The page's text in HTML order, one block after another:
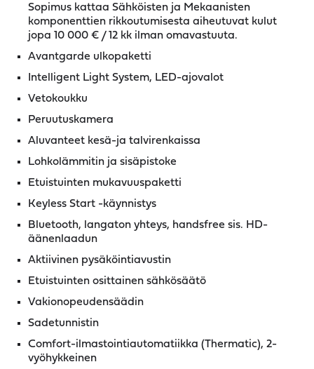
Sopimus kattaa Sähköisten ja Mekaanisten
komponenttien rikkoutumisesta aiheutuvat kulut
jopa 10 000 € / 12 kk ilman omavastuuta.
Avantgarde ulkopaketti
Intelligent Light System, LED-ajovalot
Vetokoukku
Peruutuskamera
Aluvanteet kesä-ja talvirenkaissa
Lohkolämmitin ja sisäpistoke
Etuistuinten mukavuuspaketti
Keyless Start -käynnistys
Bluetooth, langaton yhteys, handsfree sis. HD-
äänenlaadun
Aktiivinen pysäköintiavustin
Etuistuinten osittainen sähkösäätö
Vakionopeudensäädin
Sadetunnistin
Comfort-ilmastointiautomatiikka (Thermatic), 2-
vyöhykkeinen